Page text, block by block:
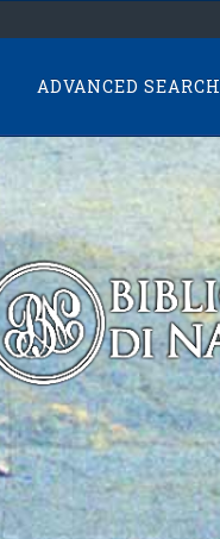
ADVANCED SEARCH